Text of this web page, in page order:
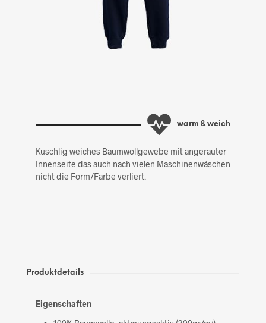
warm & weich
Kuschlig weiches Baumwollgewebe mit angerauter
Innenseite das auch nach vielen Maschinenwäschen
nicht die Form/Farbe verliert.
Produktdetails
Eigenschaften